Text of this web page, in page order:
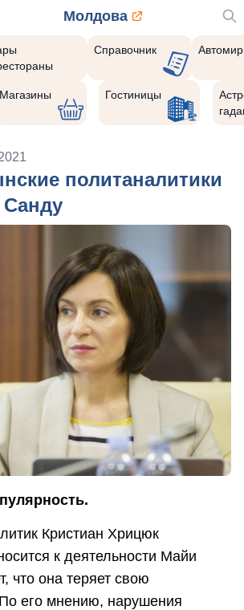
Молдова
Справочник Автомир
Магазины Гостиницы
политаналитики
Санду
Кристиан Хрицюк
к деятельности Майи
что она теряет свою
его мнению, нарушения